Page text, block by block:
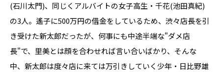
(石川太門)、同じくアルバイトの女子高生・千花(池田真紀)
の3人。遙子に500万円の借金をしているため、渋々店長を引
き受けた新太郎だったが、何事にも中途半端な"ダメ店
長"で、里美とは顔を合わせれば言い合いばかり、そんな
中、新太郎は度々店に来ては万引きしていく少年・日比野雄